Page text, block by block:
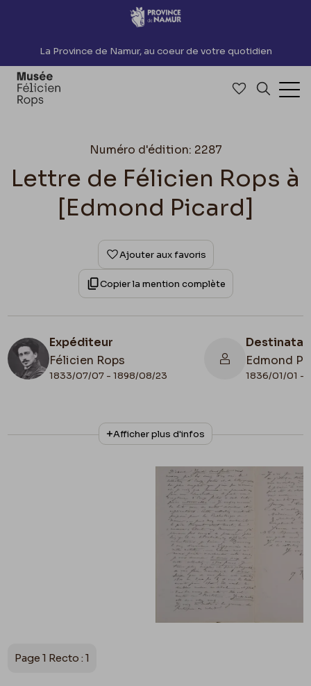
Accèder directement au contenu
La Province de Namur, au coeur de votre quotidien
Accéder à
Numéro d'édition: 2287
Lettre de Félicien Rops à
[Edmond Picard]
Ajouter aux favoris
Copier la mention complète
Expéditeur
Félicien Rops
1833/07/07 - 1898/08/23
Edmond
1836/01/01 -
N° d'inventaire
ML/00631/0021
Collationnage
Autographe
Lieu de conservation
Belgique, Bruxelles, Archives et Musée de la
Afficher plus d'infos
Page 1 Recto : 1